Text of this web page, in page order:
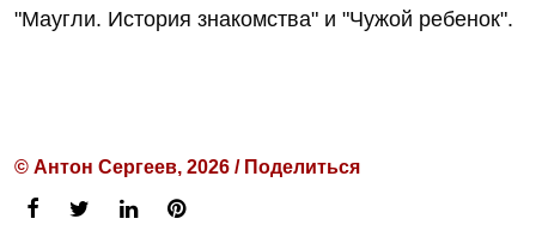
"Маугли. История знакомства" и "Чужой ребенок".
© Антон Сергеев, 2026 / Поделиться